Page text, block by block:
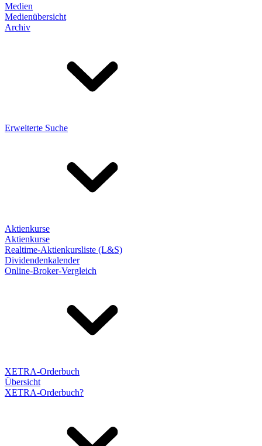
Medien
Medienübersicht
Archiv
Erweiterte Suche
Aktienkurse
Aktienkurse
Realtime-Aktienkursliste (L&S)
Dividendenkalender
Online-Broker-Vergleich
XETRA-Orderbuch
Übersicht
XETRA-Orderbuch?